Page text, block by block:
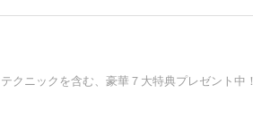
クニックを含む、豪華７大特典プレゼント中！